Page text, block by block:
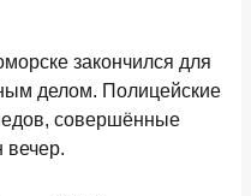
закончился для
делом. Полицейские
совершённые
вечер.